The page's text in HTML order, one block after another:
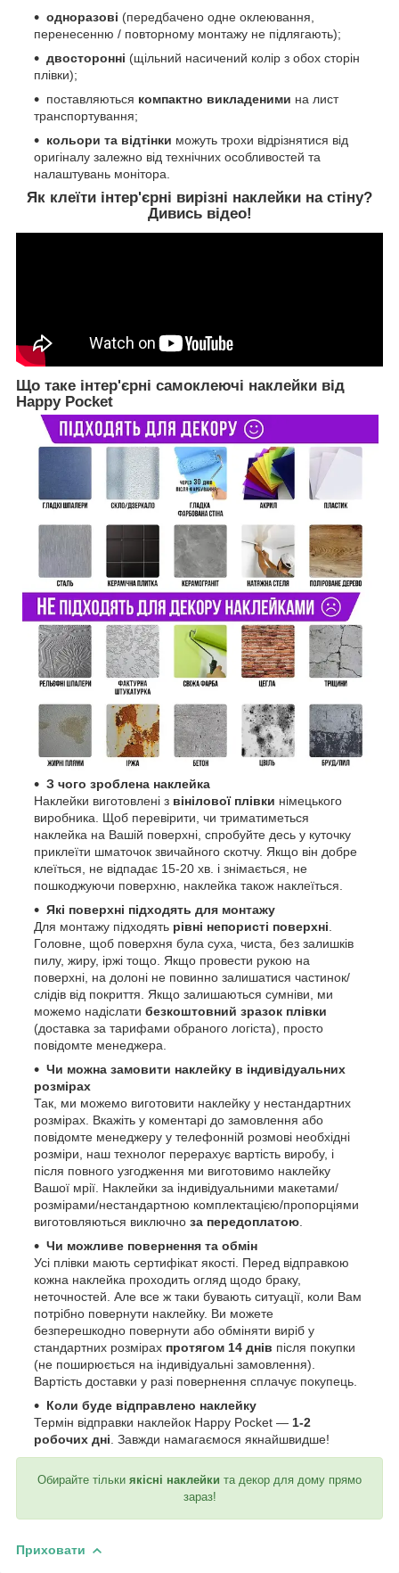
одноразові (передбачено одне оклеювання,
перенесенню / повторному монтажу не підлягають);
двосторонні (щільний насичений колір з обох сторін
плівки);
поставляються компактно викладеними на лист
транспортування;
кольори та відтінки можуть трохи відрізнятися від
оригіналу залежно від технічних особливостей та
налаштувань монітора.
Як клеїти інтер'єрні вирізні наклейки на стіну?
Дивись відео!
Що таке інтер'єрні самоклеючі наклейки від
Happy Pocket
З чого зроблена наклейка
Наклейки виготовлені з вінілової плівки німецького
виробника. Щоб перевірити, чи триматиметься
наклейка на Вашій поверхні, спробуйте десь у куточку
приклеїти шматочок звичайного скотчу. Якщо він добре
клеїться, не відпадає 15-20 хв. і знімається, не
пошкоджуючи поверхню, наклейка також наклеїться.
Які поверхні підходять для монтажу
Для монтажу підходять рівні непористі поверхні
Головне, щоб поверхня була суха, чиста, без залишків
пилу, жиру, іржі тощо. Якщо провести рукою на
поверхні, на долоні не повинно залишатися частинок/
слідів від покриття. Якщо залишаються сумніви, ми
можемо надіслати безкоштовний зразок плівки
(доставка за тарифами обраного логіста), просто
повідомте менеджера.
Чи можна замовити наклейку в індивідуальних
розмірах
Так, ми можемо виготовити наклейку у нестандартних
розмірах. Вкажіть у коментарі до замовлення або
повідомте менеджеру у телефонній розмові необхідні
розміри, наш технолог перерахує вартість виробу, і
після повного узгодження ми виготовимо наклейку
Вашої мрії. Наклейки за індивідуальними макетами/
розмірами/нестандартною комплектацією/пропорціями
виготовляються виключно за передоплатою
Чи можливе повернення та обмін
Усі плівки мають сертифікат якості. Перед відправкою
кожна наклейка проходить огляд щодо браку,
неточностей. Але все ж таки бувають ситуації, коли Вам
потрібно повернути наклейку. Ви можете
безперешкодно повернути або обміняти виріб у
стандартних розмірах протягом 14 днів після покупки
(не поширюється на індивідуальні замовлення).
Вартість доставки у разі повернення сплачує покупець.
Коли буде відправлено наклейку
Термін відправки наклейок Happy Pocket — 1-2
робочих дні . Завжди намагаємося якнайшвидше!
Обирайте тільки якісні наклейки та декор для дому прямо
зараз!
Приховати